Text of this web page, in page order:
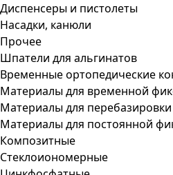
Диспенсеры и пистолеты
Насадки, канюли
Прочее
Шпатели для альгинатов
Временные ортопедические
Материалы для временной
Материалы для
Материалы для постоянной
Композитные
Стеклоиономерные